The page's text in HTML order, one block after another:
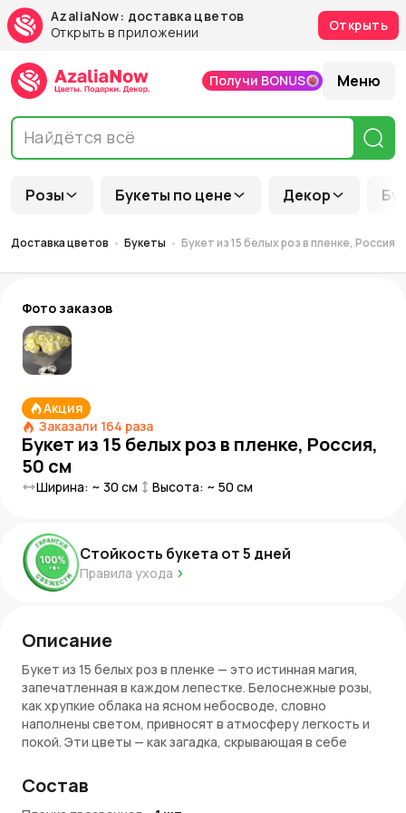
AzaliaNow: доставка цветов
Открыть в приложении
Открыть
Розы Букеты по цене Декор
Получи BONUS Меню
Доставка цветов Букеты Букет из 15 белых роз в пленке, Россия,
Фото заказов
Акция
Заказали 164 раза
Букет из 15 белых роз в пленке, Россия,
50 см
Ширина: ~ 30 см Высота: ~ 50 см
Стойкость букета от5 дней
Правила ухода
Описание
Букет из 15 белых роз в пленке — это истинная магия,
запечатленная в каждом лепестке. Белоснежные розы,
как хрупкие облака на ясном небосводе, словно
наполнены светом, привносят в атмосферу легкость и
покой. Эти цветы — как загадка, скрывающая в себе
лепесток символизирует чистоту, возвышенную
любовь и безграничную нежность, которая может
Состав